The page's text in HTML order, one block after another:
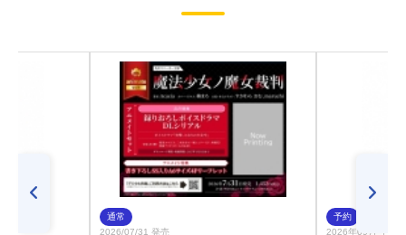
通常
2026/07/31 発売
予約
2026年09月 中 発